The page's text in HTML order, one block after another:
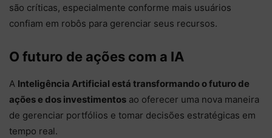
são críticas, especialmente conforme mais usuários
confiam em robôs para gerenciar seus recursos.
O futuro de ações com a IA
A Inteligência Artificial está transformando o futuro de
ações e dos investimentos ao oferecer uma nova maneira
de gerenciar portfólios e tomar decisões estratégicas em
tempo real.